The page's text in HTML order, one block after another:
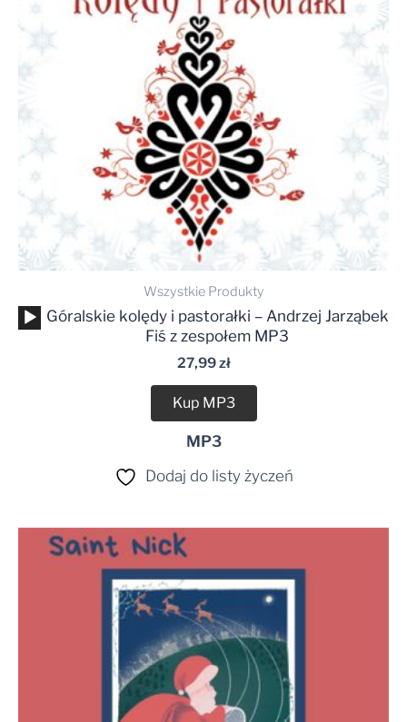
Wszystkie Produkty
Odtwarzacz
plików
dźwiękowych
Góralskie kolędy i pastorałki – Andrzej Jarząbek
Fiś z zespołem MP3
27,99zł
Kup MP3
MP3
Dodaj do listy życzeń